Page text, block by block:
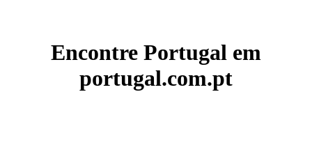
Encontre Portugal em
portugal.com.pt